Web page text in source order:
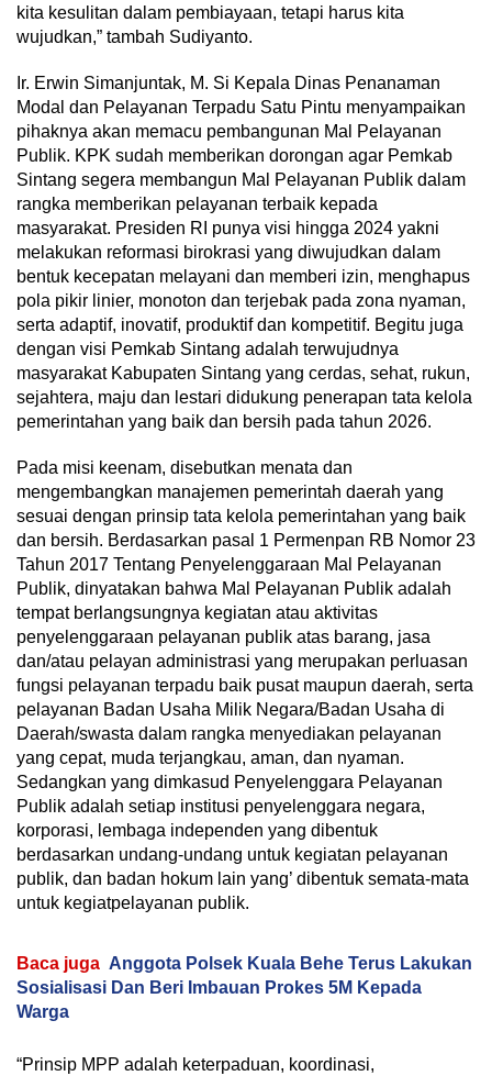
kita kesulitan dalam pembiayaan, tetapi harus kita
wujudkan,” tambah Sudiyanto.
Ir. Erwin Simanjuntak, M. Si Kepala Dinas Penanaman
Modal dan Pelayanan Terpadu Satu Pintu menyampaikan
pihaknya akan memacu pembangunan Mal Pelayanan
Publik. KPK sudah memberikan dorongan agar Pemkab
Sintang segera membangun Mal Pelayanan Publik dalam
rangka memberikan pelayanan terbaik kepada
masyarakat. Presiden RI punya visi hingga 2024 yakni
melakukan reformasi birokrasi yang diwujudkan dalam
bentuk kecepatan melayani dan memberi izin, menghapus
pola pikir linier, monoton dan terjebak pada zona nyaman,
serta adaptif, inovatif, produktif dan kompetitif. Begitu juga
dengan visi Pemkab Sintang adalah terwujudnya
masyarakat Kabupaten Sintang yang cerdas, sehat, rukun,
sejahtera, maju dan lestari didukung penerapan tata kelola
pemerintahan yang baik dan bersih pada tahun 2026.
Pada misi keenam, disebutkan menata dan
mengembangkan manajemen pemerintah daerah yang
sesuai dengan prinsip tata kelola pemerintahan yang baik
dan bersih. Berdasarkan pasal 1 Permenpan RB Nomor 23
Tahun 2017 Tentang Penyelenggaraan Mal Pelayanan
Publik, dinyatakan bahwa Mal Pelayanan Publik adalah
tempat berlangsungnya kegiatan atau aktivitas
penyelenggaraan pelayanan publik atas barang, jasa
dan/atau pelayan administrasi yang merupakan perluasan
fungsi pelayanan terpadu baik pusat maupun daerah, serta
pelayanan Badan Usaha Milik Negara/Badan Usaha di
Daerah/swasta dalam rangka menyediakan pelayanan
yang cepat, muda terjangkau, aman, dan nyaman.
Sedangkan yang dimkasud Penyelenggara Pelayanan
Publik adalah setiap institusi penyelenggara negara,
korporasi, lembaga independen yang dibentuk
berdasarkan undang-undang untuk kegiatan pelayanan
publik, dan badan hokum lain yang’ dibentuk semata-mata
untuk kegiatpelayanan publik.
Baca juga Anggota Polsek Kuala Behe Terus Lakukan
Sosialisasi Dan Beri Imbauan Prokes 5M Kepada
Warga
“Prinsip MPP adalah keterpaduan, koordinasi,